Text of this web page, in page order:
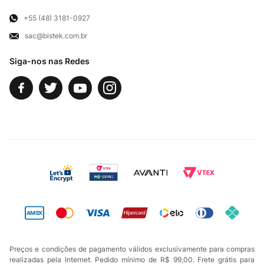
Siga-nos nas Redes
Exercício de Direito
Fale Conosco
+55 (48) 3181-0927
sac@bistek.com.br
Preços e condições de pagamento válidos exclusivamente para compras
realizadas pela Internet. Pedido mínimo de R$ 99,00. Frete grátis para